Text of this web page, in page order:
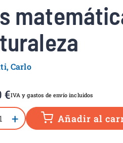
Carlo
€IVA y gastos de envío incluidos
+ Añadir al